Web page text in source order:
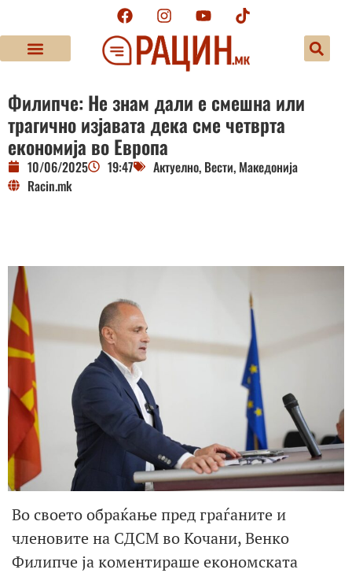
Филипче: Не знам дали е смешна или
трагично изјавата дека сме четврта
економија во Европа
10/06/2025 19:47 Актуелно, Вести, Македонија
Racin.mk
Во своето обраќање пред граѓаните и
членовите на СДСМ во Кочани, Венко
Филипче ја коментираше економската